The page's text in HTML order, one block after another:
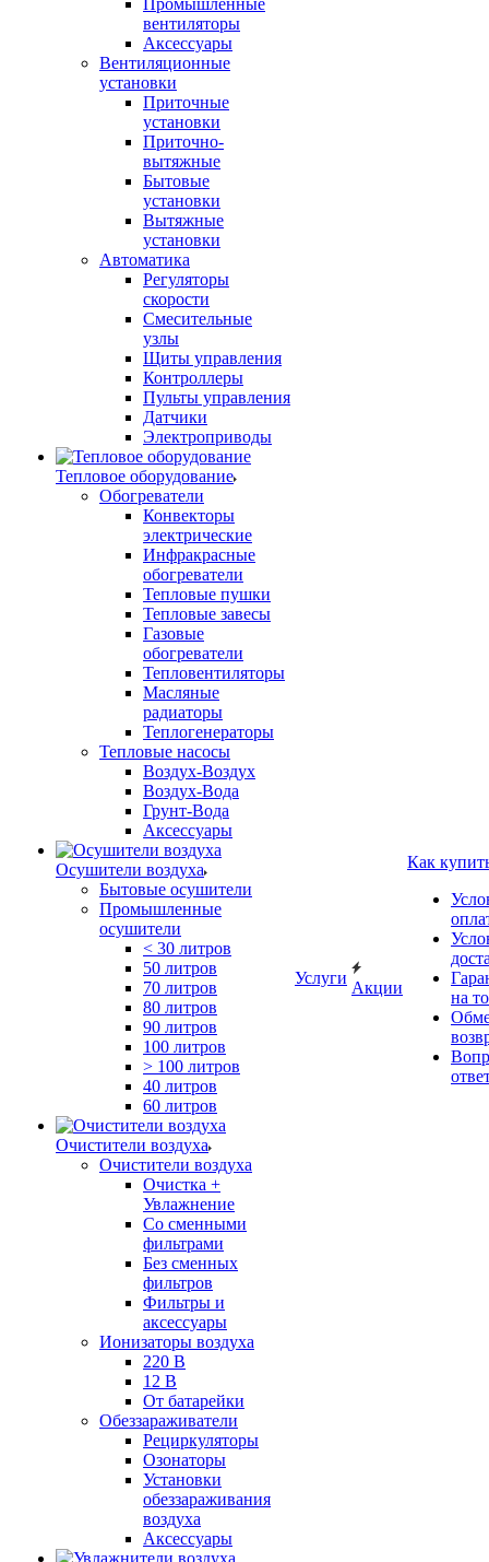
Промышленные
вентиляторы
Аксессуары
Вентиляционные
установки
Приточные
установки
Приточно-
вытяжные
Бытовые
установки
Вытяжные
установки
Автоматика
Регуляторы
скорости
Смесительные
узлы
Щиты управления
Контроллеры
Пульты управления
Датчики
Электроприводы
Тепловое оборудование
Обогреватели
Конвекторы
электрические
Инфракрасные
обогреватели
Тепловые пушки
Тепловые завесы
Газовые
обогреватели
Тепловентиляторы
Масляные
радиаторы
Теплогенераторы
Тепловые насосы
Воздух-Воздух
Воздух-Вода
Грунт-Вода
Аксессуары
Осушители воздуха
Бытовые осушители
Промышленные
осушители
< 30 литров
50 литров
70 литров
80 литров
90 литров
100 литров
> 100 литров
40 литров
60 литров
Очистители воздуха
Очистители воздуха
Очистка +
Увлажнение
Cо сменными
фильтрами
Без сменных
фильтров
Фильтры и
аксессуары
Ионизаторы воздуха
220 В
12 В
От батарейки
Обеззараживатели
Рециркуляторы
Озонаторы
Установки
обеззараживания
воздуха
Аксессуары
Услуги
Акции
Как
на